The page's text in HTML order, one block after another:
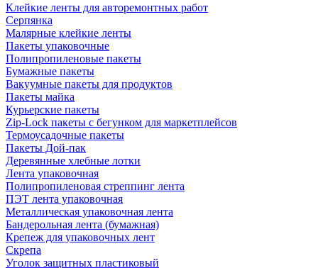
Клейкие ленты для авторемонтных работ
Серпянка
Малярные клейкие ленты
Пакеты упаковочные
Полипропиленовые пакеты
Бумажные пакеты
Вакуумные пакеты для продуктов
Пакеты майка
Курьерские пакеты
Zip-Lock пакеты с бегунком для маркетплейсов
Термоусадочные пакеты
Пакеты Дой-пак
Деревянные хлебные лотки
Лента упаковочная
Полипропиленовая стреппинг лента
ПЭТ лента упаковочная
Металлическая упаковочная лента
Бандерольная лента (бумажная)
Крепеж для упаковочных лент
Скрепа
Уголок защитных пластиковый